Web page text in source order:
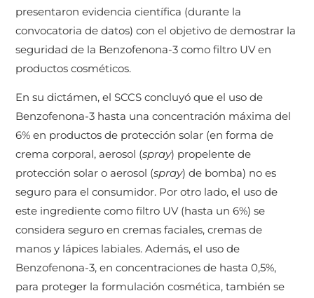
presentaron evidencia científica (durante la
convocatoria de datos) con el objetivo de demostrar la
seguridad de la Benzofenona-3 como filtro UV en
productos cosméticos.
En su dictámen, el SCCS concluyó que el uso de
Benzofenona-3 hasta una concentración máxima del
6% en productos de protección solar (en forma de
crema corporal, aerosol (spray) propelente de
protección solar o aerosol (spray) de bomba) no es
seguro para el consumidor. Por otro lado, el uso de
este ingrediente como filtro UV (hasta un 6%) se
considera seguro en cremas faciales, cremas de
manos y lápices labiales. Además, el uso de
Benzofenona-3, en concentraciones de hasta 0,5%,
para proteger la formulación cosmética, también se